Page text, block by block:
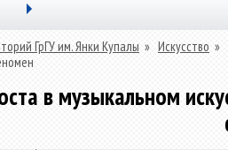
ГрГУ им. Янки Купалы » Искусство »
в музыкальном